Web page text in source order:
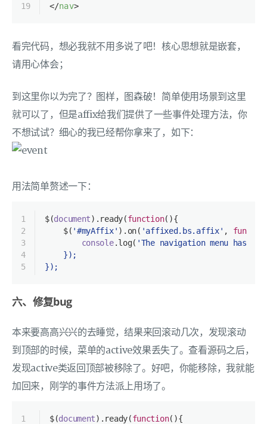
19
</nav>
看完代码，想必我就不用多说了吧！核心思想就是嵌套，
请用心体会；
到这里你以为完了？图样，图森破！简单使用场景到这里
就可以了，但是affix给我们提供了一些事件处理方法，你
不想试试？细心的我已经帮你拿来了，如下：
用法简单赘述一下：
1
2
3
4
5
$(document).ready(function( ){
    $(
'#myAffix' ).on( 'affixed.bs.affix' ,
console.log( 'The navigation menu has
    });
});
六、修复bug
本来要高高兴兴的去睡觉，结果来回滚动几次，发现滚动
到顶部的时候，菜单的active效果丢失了。查看源码之后，
发现active类返回顶部被移除了。好吧，你能移除，我就能
加回来，刚学的事件方法派上用场了。
1
$(document).ready(function( ){